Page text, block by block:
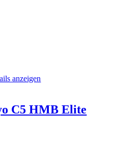
anzeigen
C5 HMB Elite